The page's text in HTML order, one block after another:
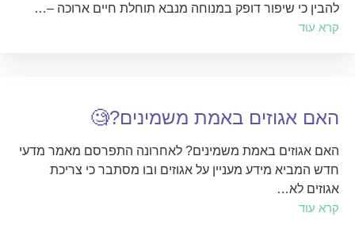
להבין כי שיפור דופק במנוחה מנבא תוחלת חיים ארוכה –…
קרא עוד
האם אגוזים באמת משמינים?🧐
האם אגוזים באמת משמינים? לאחרונה התפרסם מאמר מדעי
חדש המביא מידע מעניין על אגוזים ובו מסתבר כי צריכת
אגוזים לא…
קרא עוד